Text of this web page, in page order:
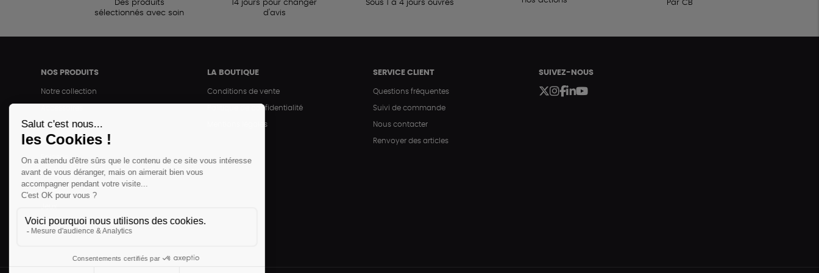
Fabriqué en France
Des produits
sélectionnés avec soin
14 jours pour changer
d'avis
Sous 1 à 4 jours ouvrés Par CB
NOS PRODUITS
Notre collection
Maison
Bien-être
Epicerie
Papeterie
Livres
LA BOUTIQUE
Conditions de vente
Politique de confidentialité
Mentions légales
SERVICE CLIENT
Questions fréquentes
Suivi de commande
Nous contacter
Renvoyer des articles
SUIVEZ-NOUS